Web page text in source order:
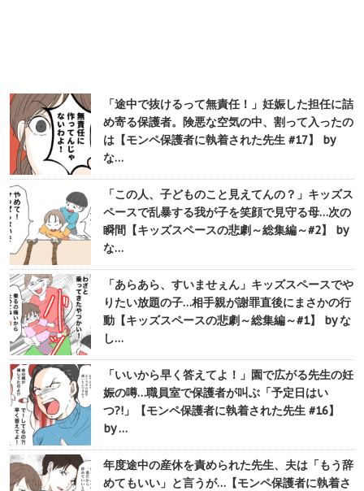
「途中で抜けるって無責任！」妊娠した担任に詰
め寄る保護者。険悪な空気の中、割って入ったの
は【モンペ保護者に執着された先生 #17】 by
な…
「この人、子どものこと見えてんの？」キッズス
ペースで乱暴する我が子を笑顔で見守る母…次の
瞬間【キッズスペースの悲劇～総集編～#2】 by
な…
「あらあら、すいませぇん」キッズスペースでや
りたい放題の子…相手親が謝罪直後にまさかの行
動【キッズスペースの悲劇～総集編～#1】 by な
し…
「いいから早く答えてよ！」園で広がる先生の妊
娠の噂…職員室で保護者が叫ぶ「予定日はい
つ?!」【モンペ保護者に執着された先生 #16】
by …
年度途中の産休を責められた先生、夫は「もう辞
めてもいい」と言うが…【モンペ保護者に執着さ